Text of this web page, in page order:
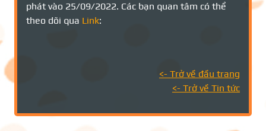
phát vào 25/09/2022. Các bạn quan tâm có thể
theo dõi qua Link:
<- Trở về đầu trang
<- Trở về Tin tức